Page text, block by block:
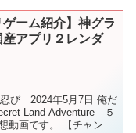
ゲーム紹介】神グラ
アプリ２レンダ
び 2024年5月7日 俺だ
Land Adventure ５
画です。 【チャンネ